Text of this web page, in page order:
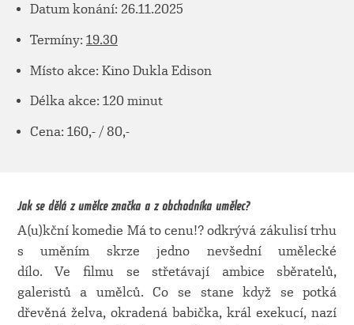
Datum konání: 26.11.2025
Termíny: 19.30
Místo akce: Kino Dukla Edison
Délka akce: 120 minut
Cena: 160,- / 80,-
Jak se dělá z umělce značka a z obchodníka umělec?
A(u)kční komedie Má to cenu!? odkrývá zákulisí trhu
s uměním skrze jedno nevšední umělecké
dílo. Ve filmu se střetávají ambice sběratelů,
galeristů a umělců. Co se stane když se potká
dřevěná želva, okradená babička, král exekucí, nazí